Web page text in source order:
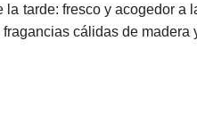
tarde: fresco y acogedor
cálidas de